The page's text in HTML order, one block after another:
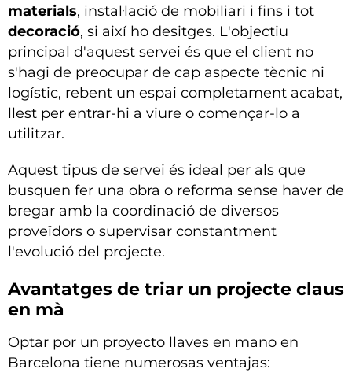
materials, instal·lació de mobiliari i fins i tot
decoració, si així ho desitges. L'objectiu
principal d'aquest servei és que el client no
s'hagi de preocupar de cap aspecte tècnic ni
logístic, rebent un espai completament acabat,
llest per entrar-hi a viure o començar-lo a
utilitzar.
Aquest tipus de servei és ideal per als que
busquen fer una obra o reforma sense haver de
bregar amb la coordinació de diversos
proveïdors o supervisar constantment
l'evolució del projecte.
Avantatges de triar un projecte claus
en mà
Optar por un proyecto llaves en mano en
Barcelona tiene numerosas ventajas: